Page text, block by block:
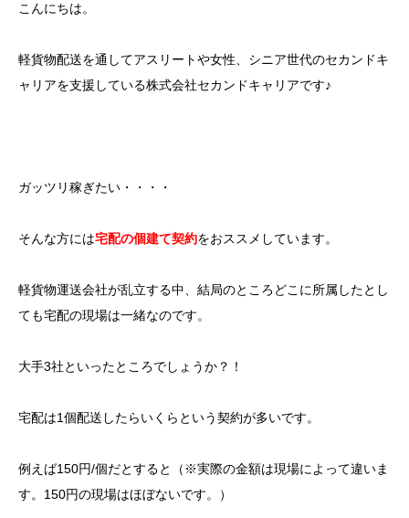
こんにちは。
軽貨物配送を通してアスリートや女性、シニア世代のセカンドキ
ャリアを支援している株式会社セカンドキャリアです♪
ガッツリ稼ぎたい・・・・
そんな方には宅配の個建て契約をおススメしています。
軽貨物運送会社が乱立する中、結局のところどこに所属したとし
ても宅配の現場は一緒なのです。
大手3社といったところでしょうか？！
宅配は1個配送したらいくらという契約が多いです。
例えば150円/個だとすると（※実際の金額は現場によって違いま
す。150円の現場はほぼないです。）